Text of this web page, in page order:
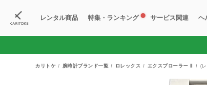
レンタル商品 特集・ランキング サービス関連 ヘ
カリトケ 腕時計ブランド一覧 ロレックス エクスプローラーⅡ (